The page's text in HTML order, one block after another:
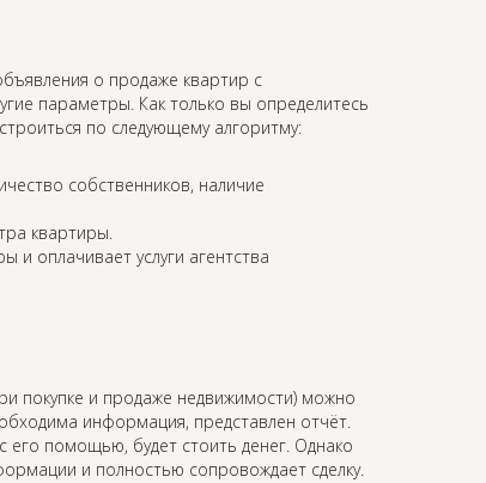
о продаже квартир с
параметры. Как только вы определитесь
по следующему алгоритму:
собственников, наличие
квартиры.
и оплачивает услуги агентства
покупке и продаже недвижимости) можно
информация, представлен отчёт.
его помощью, будет стоить денег. Однако
и полностью сопровождает сделку.